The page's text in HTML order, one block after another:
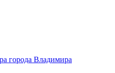
города Владимира